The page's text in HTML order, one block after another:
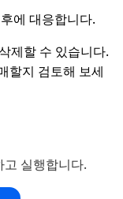
에 대응합니다.
제할 수 있습니다.
할지 검토해 보세
실행합니다.